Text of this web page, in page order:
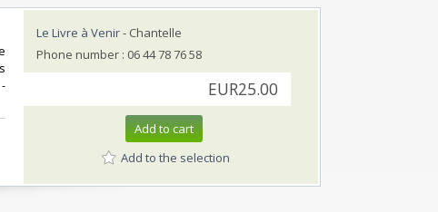
Le Livre à Venir- Chantelle
Phone number : 06 44 78 76 58
EUR25.00
Add to cart
Add to the selection